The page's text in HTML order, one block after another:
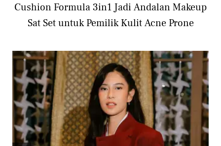
Cushion Formula 3in1 Jadi Andalan Makeup
Sat Set untuk Pemilik Kulit Acne Prone